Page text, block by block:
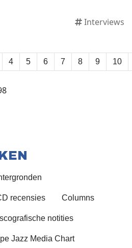
Interviews
4 5 6 7 8 9 10
recensies Columns
notities
Jazz Media Chart